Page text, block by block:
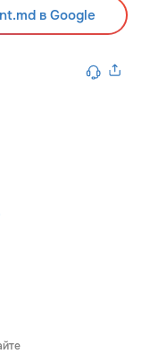
в Google